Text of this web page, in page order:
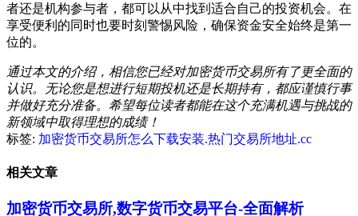
者还是机构参与者，都可以从中找到适合自己的投资机会。在
享受便利的同时也要时刻警惕风险，确保资金安全始终是第一
位的。
通过本文的介绍，相信您已经对加密货币交易所有了更全面的
认识。无论您是想进行短期投机还是长期持有，都应谨慎行事
并做好充分准备。希望每位读者都能在这个充满机遇与挑战的
新领域中取得理想的成绩！
标签: 加密货币交易所怎么下载安装.热门交易所地址.cc
相关文章
加密货币交易所,数字货币交易平台-全面解析